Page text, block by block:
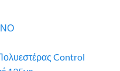
Control